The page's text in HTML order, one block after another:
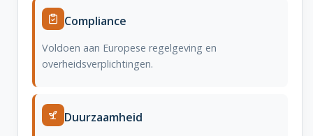
Compliance
Voldoen aan Europese regelgeving en
overheidsverplichtingen.
Duurzaamheid